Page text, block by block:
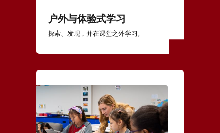
户外与体验式学习
探索、发现，并在课堂之外学习。